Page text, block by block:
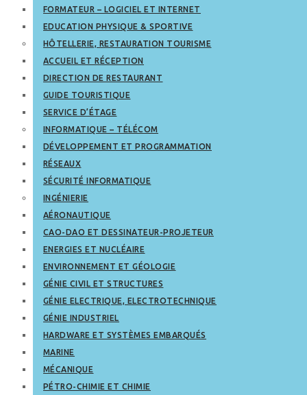
FORMATEUR – LOGICIEL ET INTERNET
EDUCATION PHYSIQUE & SPORTIVE
HÔTELLERIE, RESTAURATION TOURISME
ACCUEIL ET RÉCEPTION
DIRECTION DE RESTAURANT
GUIDE TOURISTIQUE
SERVICE D’ÉTAGE
INFORMATIQUE – TÉLÉCOM
DÉVELOPPEMENT ET PROGRAMMATION
RÉSEAUX
SÉCURITÉ INFORMATIQUE
INGÉNIERIE
AÉRONAUTIQUE
CAO-DAO ET DESSINATEUR-PROJETEUR
ENERGIES ET NUCLÉAIRE
ENVIRONNEMENT ET GÉOLOGIE
GÉNIE CIVIL ET STRUCTURES
GÉNIE ELECTRIQUE, ELECTROTECHNIQUE
GÉNIE INDUSTRIEL
HARDWARE ET SYSTÈMES EMBARQUÉS
MARINE
MÉCANIQUE
PÉTRO-CHIMIE ET CHIMIE